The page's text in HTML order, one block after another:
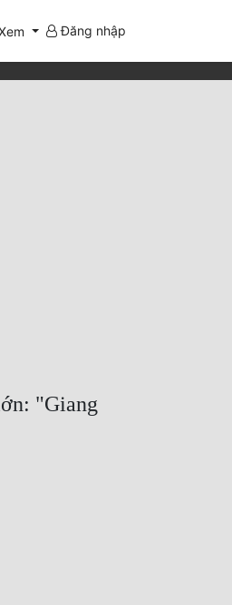
Đăng nhập
"Giang